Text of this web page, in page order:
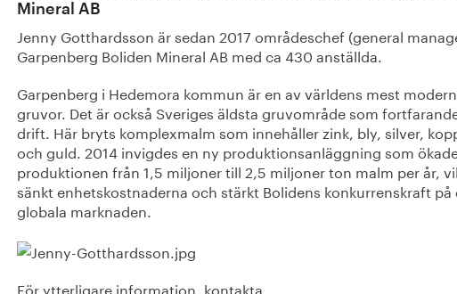
Mineral AB
Jenny Gotthardsson är sedan 2017 områdeschef (general
Garpenberg Boliden Mineral AB med ca 430 anställda.
Garpenberg i Hedemora kommun är en av världens mest
gruvor. Det är också Sveriges äldsta gruvområde som
drift. Här bryts komplexmalm som innehåller zink, bly, silver,
och guld. 2014 invigdes en ny produktionsanläggning som
produktionen från 1,5 miljoner till 2,5 miljoner ton malm per år,
sänkt enhetskostnaderna och stärkt Bolidens konkurrenskraft på
globala marknaden.
För ytterligare information, kontakta